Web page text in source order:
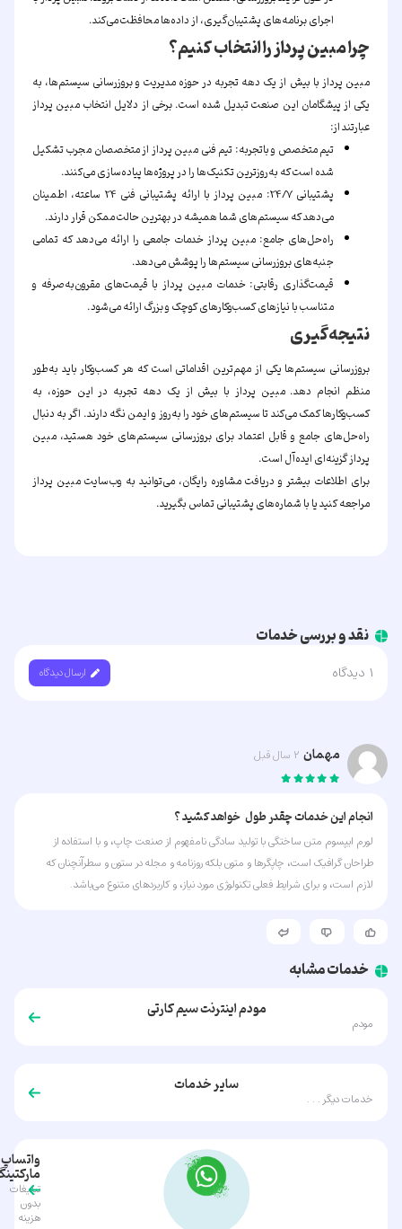
اجرای برنامه‌های پشتیبان‌گیری، از داده‌ها محافظت می‌کند.
چرا مبین پرداز را انتخاب کنیم؟
مبین پرداز با بیش از یک دهه تجربه در حوزه مدیریت و بروزرسانی سیستم‌ها، به
یکی از پیشگامان این صنعت تبدیل شده است. برخی از دلایل انتخاب مبین پرداز
عبارتند از:
تیم متخصص و باتجربه:تیم فنی مبین پرداز از متخصصان مجرب تشکیل
شده است که به‌روزترین تکنیک‌ها را در پروژه‌ها پیاده‌سازی می‌کنند.
پشتیبانی 24/7:
مبین پرداز با ارائه پشتیبانی فنی 24 ساعته، اطمینان
می‌دهد که سیستم‌های شما همیشه در بهترین حالت ممکن قرار دارند.
راه‌حل‌های جامع: مبین پرداز خدمات جامعی را ارائه می‌دهد که تمامی
جنبه‌های بروزرسانی سیستم‌ها را پوشش می‌دهد.
قیمت‌گذاری رقابتی: خدمات مبین پرداز با قیمت‌های مقرون‌به‌صرفه و
متناسب با نیازهای کسب‌وکارهای کوچک و بزرگ ارائه می‌شود.
نتیجه‌گیری
بروزرسانی سیستم‌ها یکی از مهم‌ترین اقداماتی است که هر کسب‌وکار باید به‌طور
منظم انجام دهد.مبین پرداز با بیش از یک دهه تجربه در این حوزه، به
کسب‌وکارها کمک می‌کند تا سیستم‌های خود را به‌روز و ایمن نگه دارند. اگر به دنبال
راه‌حل‌های جامع و قابل اعتماد برای بروزرسانی سیستم‌های خود هستید، مبین
پرداز گزینه‌ای ایده‌آل است.
برای اطلاعات بیشتر و دریافت مشاوره رایگان، می‌توانید به وب‌سایت مبین پرداز
مراجعه کنید یا با شماره‌های پشتیبانی تماس بگیرید.
نقد و بررسی خدمات
1 دیدگاه ارسال دیدگاه
مهمان 2 سال قبل
انجام این خدمات چقدر طول خواهد کشید ؟
لورم ایپسوم متن ساختگی با تولید سادگی نامفهوم از صنعت چاپ، و با استفاده از
طراحان گرافیک است، چاپگرها و متون بلکه روزنامه و مجله در ستون و سطرآنچنان که
لازم است، و برای شرایط فعلی تکنولوژی مورد نیاز، و کاربردهای متنوع می‌باشد.
خدمات مشابه
مودم اینترنت سیم کارتی
مودم
سایر خدمات
خدمات دیگر . . .
واتساپ
تبلیغات
بدون
هزینه